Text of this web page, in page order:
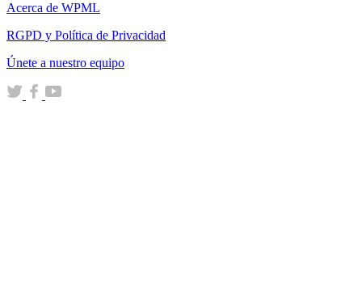
Acerca de WPML
RGPD y Política de Privacidad
Únete a nuestro equipo(se
(se
abre
(se
abre
(se